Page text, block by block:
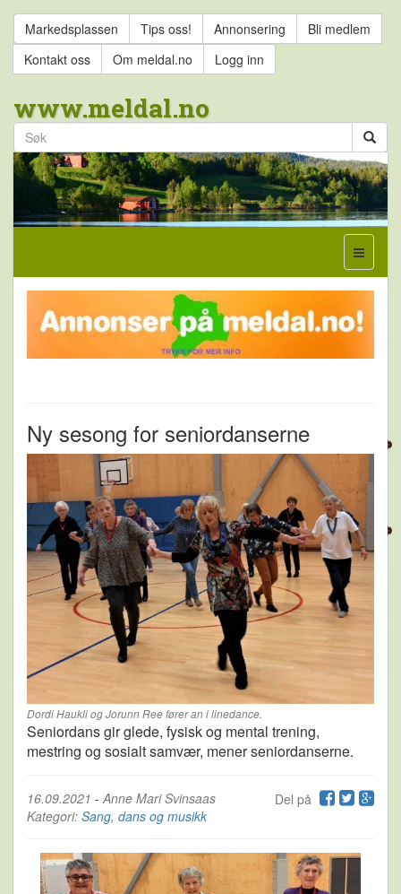
Markedsplassen Tips oss! Annonsering
Bli medlem
Kontakt oss
Om meldal.no Logg inn
www.meldal.no
Ny sesong for seniordanserne
Dordi Haukli og Jorunn Ree fører an i linedance.
Seniordans gir glede, fysisk og mental trening,
mestring og sosialt samvær, mener seniordanserne.
Del på
16.09.2021 -Anne Mari Svinsaas
Kategori: Sang, dans og musikk